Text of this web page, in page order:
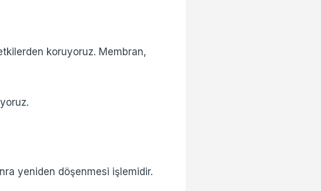
etkilerden koruyoruz. Membran,
yeniden döşenmesi işlemidir.